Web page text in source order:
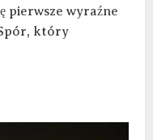
pierwsze wyraźne
który